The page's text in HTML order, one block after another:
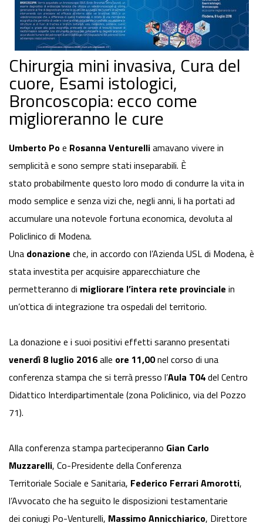
Chirurgia mini invasiva, Cura del
cuore, Esami istologici,
Broncoscopia: ecco come
miglioreranno le cure
Umberto Poe Rosanna Venturelliamavano vivere in
semplicità e sono sempre stati inseparabili. È
stato probabilmente questo loro modo di condurre la vita in
modo semplice e senza vizi che, negli anni, li ha portati ad
accumulare una notevole fortuna economica, devoluta al
Policlinico di Modena.
Una donazione che, in accordo con l’Azienda USL di Modena, è
stata investita per acquisire apparecchiature che
permetteranno di migliorare l’intera rete provinciale in
un’ottica di integrazione tra ospedali del territorio.
La donazione e i suoi positivi effetti saranno presentati
venerdì 8 luglio 2016alle ore 11,00nel corso di una
conferenza stampa che si terrà presso l’Aula T04del Centro
Didattico Interdipartimentale (zona Policlinico, via del Pozzo
71).
Alla conferenza stampa parteciperanno Gian Carlo
Muzzarelli, Co-Presidente della Conferenza
Territoriale Sociale e Sanitaria, Federico Ferrari Amorotti,
l’Avvocato che ha seguito le disposizioni testamentarie
dei coniugi Po-Venturelli, Massimo Annicchiarico, Direttore